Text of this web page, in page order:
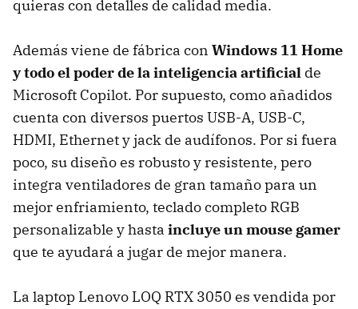
quieras con detalles de calidad media.
Además viene de fábrica con Windows 11 Home
y todo el poder de la inteligencia artificial de
Microsoft Copilot. Por supuesto, como añadidos
cuenta con diversos puertos USB-A, USB-C,
HDMI, Ethernet y jack de audífonos. Por si fuera
poco, su diseño es robusto y resistente, pero
integra ventiladores de gran tamaño para un
mejor enfriamiento, teclado completo RGB
personalizable y hasta incluye un mouse gamer
que te ayudará a jugar de mejor manera.
La laptop Lenovo LOQ RTX 3050 es vendida por